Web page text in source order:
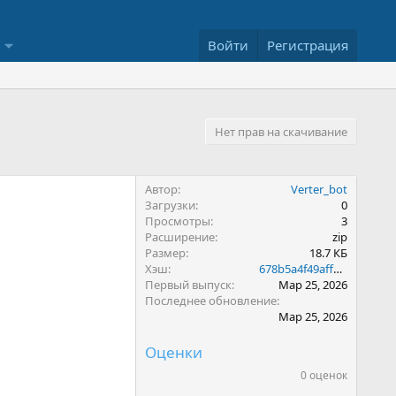
Войти Регистрация
Нет прав на скачивание
Автор
Verter_bot
Загрузки
0
Просмотры
3
Расширение
zip
Размер
18.7 КБ
Хэш
678b5a4f49aff62c18fab35fe4bb8856
Первый выпуск
Мар 25, 2026
Последнее обновление
Мар 25, 2026
Оценки
0 оценок